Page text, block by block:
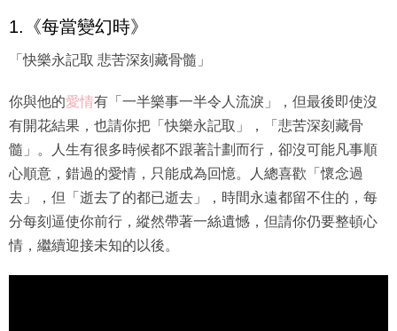
1.《每當變幻時》
「快樂永記取 悲苦深刻藏骨髓」
你與他的愛情有「一半樂事一半令人流淚」，但最後即使沒
有開花結果，也請你把「快樂永記取」，「悲苦深刻藏骨
髓」。人生有很多時候都不跟著計劃而行，卻沒可能凡事順
心順意，錯過的愛情，只能成為回憶。人總喜歡「懷念過
去」，但「逝去了的都已逝去」，時間永遠都留不住的，每
分每刻逼使你前行，縱然帶著一絲遺憾，但請你仍要整頓心
情，繼續迎接未知的以後。